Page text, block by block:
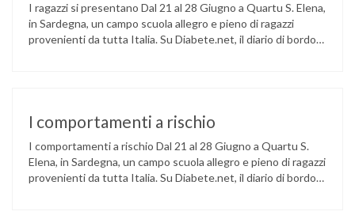
I ragazzi si presentano Dal 21 al 28 Giugno a Quartu S. Elena,
in Sardegna, un campo scuola allegro e pieno di ragazzi
provenienti da tutta Italia. Su Diabete.net, il diario di bordo
I comportamenti a rischio
I comportamenti a rischio Dal 21 al 28 Giugno a Quartu S.
Elena, in Sardegna, un campo scuola allegro e pieno di ragazzi
provenienti da tutta Italia. Su Diabete.net, il diario di bordo